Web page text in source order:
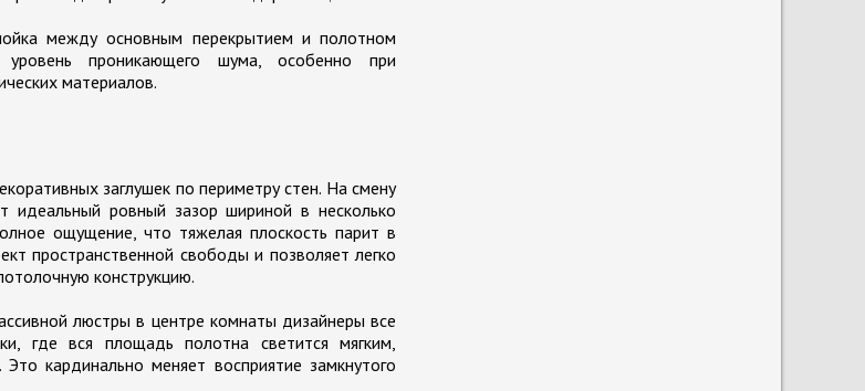
между основным перекрытием и полотном
проникающего шума, особенно при
материалов.
заглушек по периметру стен. На смену
идеальный ровный зазор шириной в несколько
ощущение, что тяжелая плоскость парит в
пространственной свободы и позволяет легко
конструкцию.
люстры в центре комнаты дизайнеры все
где вся площадь полотна светится мягким,
кардинально меняет восприятие замкнутого